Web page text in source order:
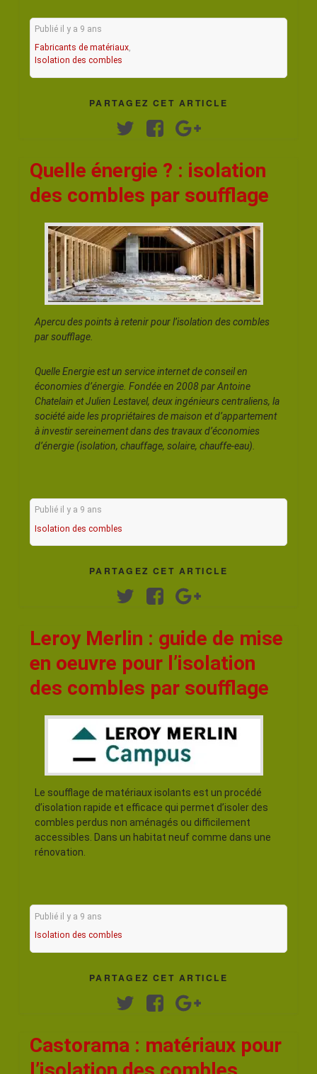
Publié il y a 9 ans
Fabricants de matériaux,
Isolation des combles
PARTAGEZ CET ARTICLE
Twitter Facebook
Quelle énergie ? : isolation
des combles par soufflage
Apercu des points à retenir pour l’isolation des combles
par soufflage.
Quelle Energie est un service internet de conseil en
économies d’énergie. Fondée en 2008 par Antoine
Chatelain et Julien Lestavel, deux ingénieurs centraliens, la
société aide les propriétaires de maison et d’appartement
à investir sereinement dans des travaux d’économies
d’énergie (isolation, chauffage, solaire, chauffe-eau).
Publié il y a 9 ans
Isolation des combles
PARTAGEZ CET ARTICLE
Twitter Facebook
Leroy Merlin : guide de mise
en oeuvre pour l’isolation
des combles par soufflage
Le soufflage de matériaux isolants est un procédé
d’isolation rapide et efficace qui permet d’isoler des
combles perdus non aménagés ou difficilement
accessibles. Dans un habitat neuf comme dans une
rénovation.
Publié il y a 9 ans
Isolation des combles
PARTAGEZ CET ARTICLE
Twitter Facebook
Castorama : matériaux pour